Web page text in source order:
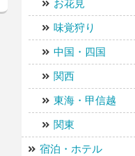
お花見
味覚狩り
中国・四国
関西
東海・甲信越
関東
宿泊・ホテル